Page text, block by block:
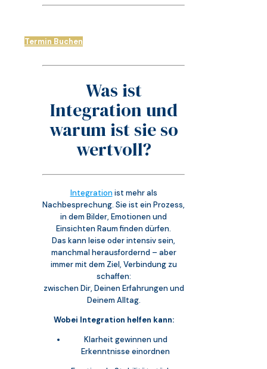
Termin Buchen
Was ist
Integration und
warum ist sie so
wertvoll?
Integration ist mehr als
Nachbesprechung. Sie ist ein Prozess,
in dem Bilder, Emotionen und
Einsichten Raum finden dürfen.
Das kann leise oder intensiv sein,
manchmal herausfordernd – aber
immer mit dem Ziel, Verbindung zu
schaffen:
zwischen Dir, Deinen Erfahrungen und
Deinem Alltag.
Wobei Integration helfen kann:
Klarheit gewinnen und
Erkenntnisse einordnen